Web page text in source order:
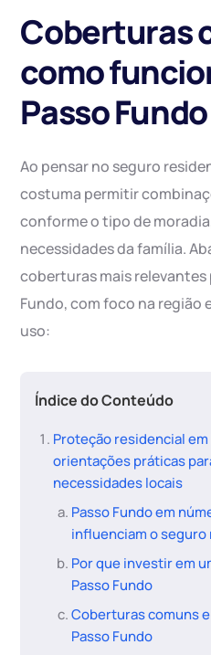
Coberturas
como
Passo Fundo
Ao pensar no seguro
costuma permitir
conforme o tipo de
necessidades da família.
coberturas mais relevantes
Fundo, com foco na região
uso:
Índice do Conteúdo
Proteção residencial em
orientações práticas
necessidades locais
Passo Fundo em
influenciam o seguro
Por que investir em
Passo Fundo
Coberturas comuns
Passo Fundo